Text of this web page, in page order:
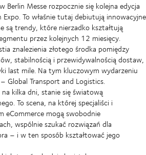
Messe rozpocznie się kolejna edycja
To właśnie tutaj debiutują innowacyjne
są trendy, które nierzadko kształtują
przez kolejnych 12 miesięcy.
znalezienia złotego środka pomiędzy
stabilnością i przewidywalnością dostaw,
last mile. Na tym kluczowym wydarzeniu
Global Transport and Logistics.
kilka dni, stanie się światową
To scena, na której specjaliści i
eCommerce mogą swobodnie
wspólnie szukać rozwiązań dla
– i w ten sposób kształtować jego